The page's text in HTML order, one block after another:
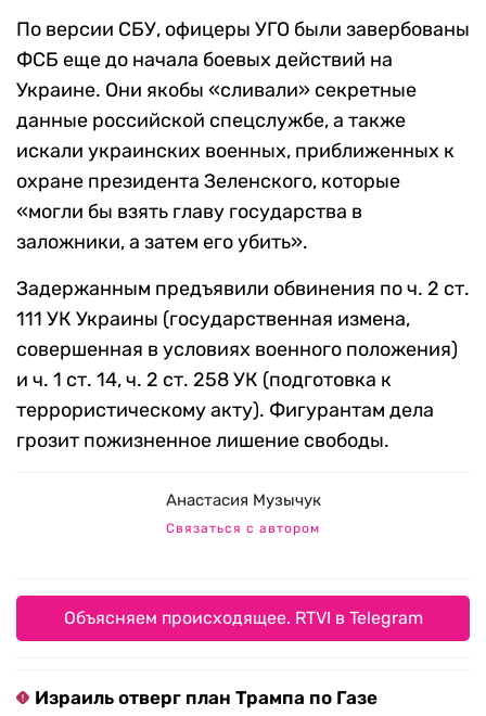
По версии СБУ, офицеры УГО были завербованы
ФСБ еще до начала боевых действий на
Украине. Они якобы «сливали» секретные
данные российской спецслужбе, а также
искали украинских военных, приближенных к
охране президента Зеленского, которые
«могли бы взять главу государства в
заложники, а затем его убить».
Задержанным предъявили обвинения по ч. 2 ст.
111 УК Украины (государственная измена,
совершенная в условиях военного положения)
и ⁠ч. 1 ст. 14, ч. 2 ст. 258 УК (подготовка к
террористическому акту). Фигурантам дела
грозит пожизненное лишение свободы.
Анастасия Музычук
Связаться с автором
Объясняем происходящее. RTVI в Telegram
Израиль отверг план Трампа по Газе